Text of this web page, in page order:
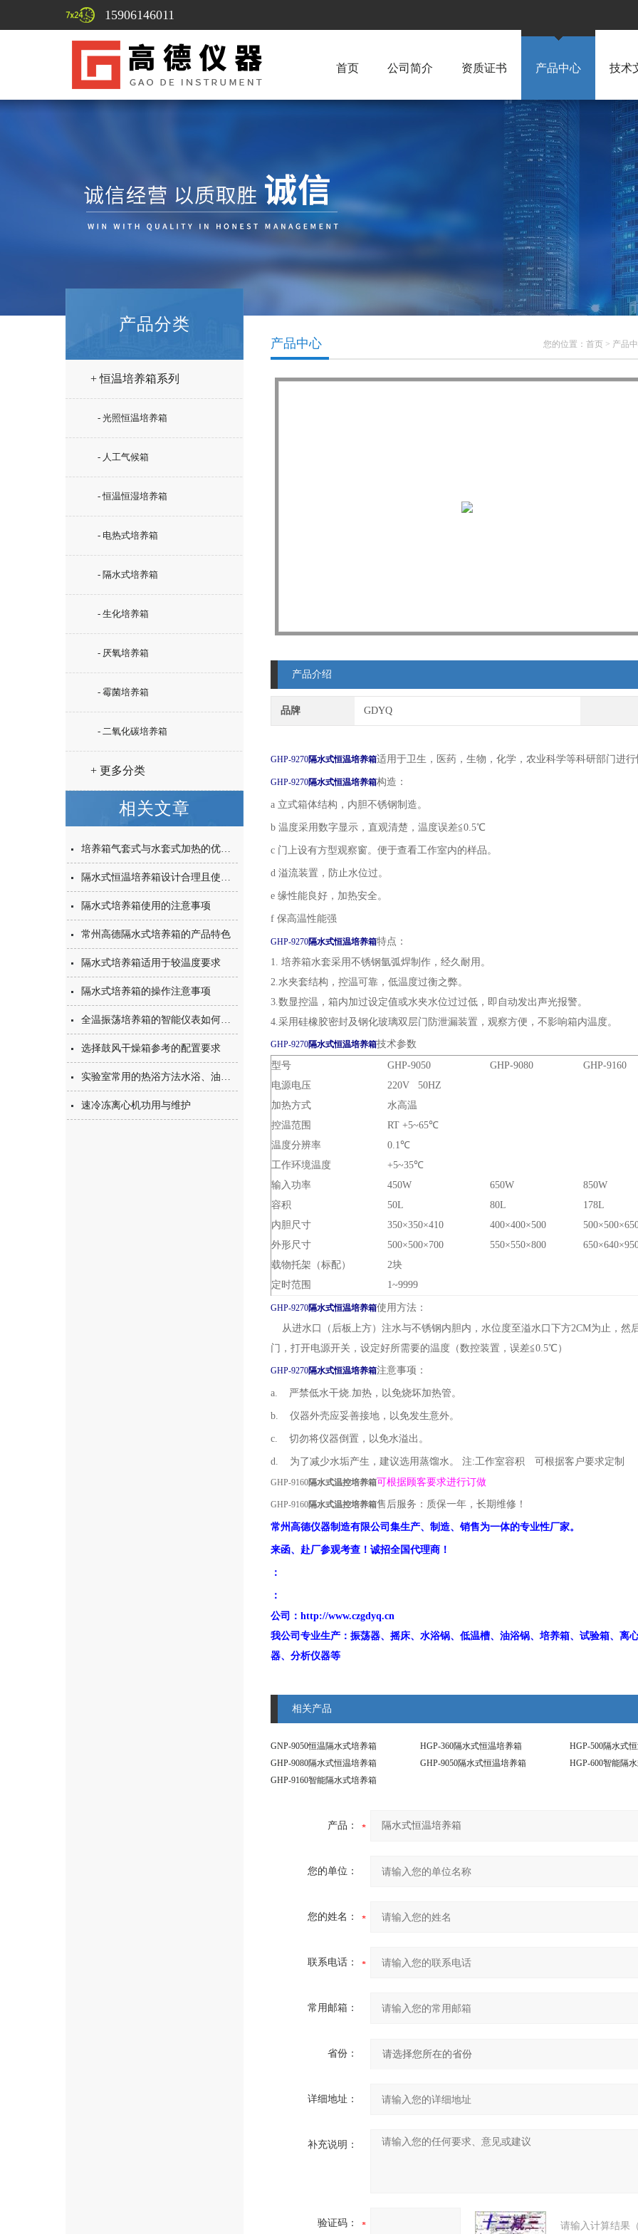
15906146011
首页 公司简介 资质证书 产品中心 技术
产品分类
+ 恒温培养箱系列
- 光照恒温培养箱
- 人工气候箱
- 恒温恒湿培养箱
- 电热式培养箱
- 隔水式培养箱
- 生化培养箱
- 厌氧培养箱
- 霉菌培养箱
- 二氧化碳培养箱
+ 更多分类
相关文章
培养箱气套式与水套式加热的优缺点
隔水式恒温培养箱设计合理且使用方便
隔水式培养箱使用的注意事项
常州高德隔水式培养箱的产品特色
隔水式培养箱适用于较温度要求
隔水式培养箱的操作注意事项
全温振荡培养箱的智能仪表如何设置温度参数
选择鼓风干燥箱参考的配置要求
实验室常用的热浴方法水浴、油浴的特点
速冷冻离心机功用与维护
您的位置： 首页 > 产品
产品中心
产品介绍
品牌 GDYQ
GHP-9270隔水式恒温培养箱适用于卫生，医药，生物，化学，农业科学等科研部门进行
GHP-9270隔水式恒温培养箱构造：
a 立式箱体结构，内胆不锈钢制造。
b 温度采用数字显示，直观清楚，温度误差≦0.5℃
c 门上设有方型观察窗。便于查看工作室内的样品。
d 溢流装置，防止水位过。
e 缘性能良好，加热安全。
f 保高温性能强
GHP-9270隔水式恒温培养箱特点：
1. 培养箱水套采用不锈钢氩弧焊制作，经久耐用。
2.水夹套结构，控温可靠，低温度过衡之弊。
3.数显控温，箱内加过设定值或水夹水位过过低，即自动发出声光报警。
4.采用硅橡胶密封及钢化玻璃双层门防泄漏装置，观察方便，不影响箱内温度。
GHP-9270隔水式恒温培养箱技术参数
型号
GHP-9050 GHP-9080 GHP-9160
电源电压
220V 50HZ
加热方式
水高温
控温范围
RT +5~65℃
温度分辨率
0.1℃
工作环境温度
+5~35℃
输入功率
450W 650W 850W
容积
50L 80L 178L
内胆尺寸
350×350×410 400×400×500
外形尺寸
500×500×700 550×550×800
载物托架（标配）
2块
定时范围
1~9999
GHP-9270隔水式恒温培养箱使用方法：
从进水口（后板上方）注水与不锈钢内胆内，水位度至溢水口下方2CM为止，然
门，打开电源开关，设定好所需要的温度（数控装置，误差≦0.5℃）
GHP-9270隔水式恒温培养箱注意事项：
a. 严禁低水干烧.加热，以免烧坏加热管。
b. 仪器外壳应妥善接地，以免发生意外。
c. 切勿将仪器倒置，以免水溢出。
d. 为了减少水垢产生，建议选用蒸馏水。 注:工作室容积 可根据客户要求定制
GHP-9160隔水式温控培养箱可根据顾客要求进行订做
GHP-9160隔水式温控培养箱售后服务：质保一年，长期维修！
常州高德仪器制造有限公司集生产、制造、销售为一体的专业性厂家。
来函、赴厂参观考查！诚招全国代理商！
：
：
公司： http://www.czgdyq.cn
我公司专业生产：振荡器、摇床、水浴锅、低温槽、油浴锅、培养箱、试验箱、离
器、分析仪器等
相关产品
GNP-9050恒温隔水式培养箱 HGP-360隔水式恒温培养箱 HGP-500隔水式
GHP-9080隔水式恒温培养箱
GHP-9050隔水式恒温培养箱 HGP-600智能隔
GHP-9160智能隔水式培养箱
产品：
您的单位：
您的姓名：
联系电话：
常用邮箱：
省份：
详细地址：
补充说明：
验证码： 请输入计算结果